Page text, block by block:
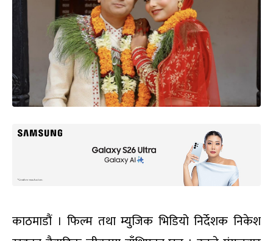
काठमाडौं । फिल्म तथा म्युजिक भिडियो निर्देशक निकेश